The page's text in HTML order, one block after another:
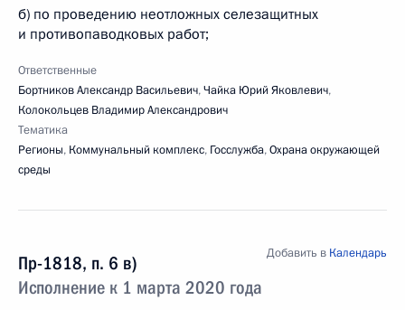
б) по проведению неотложных селезащитных
и противопаводковых работ;
Ответственные
Бортников Александр Васильевич,Чайка Юрий Яковлевич,
Колокольцев Владимир Александрович
Тематика
Регионы, Коммунальный комплекс, Госслужба,Охрана окружающей
среды
Пр-1818, п. 6 в)
Исполнение к 1 марта 2020 года
Добавить в Календарь